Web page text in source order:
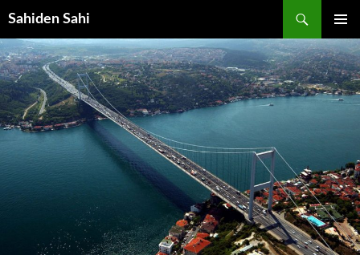
Sahiden Sahi
MENÜ
ATLA